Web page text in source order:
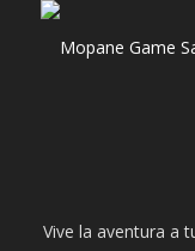
Vive la aventura a